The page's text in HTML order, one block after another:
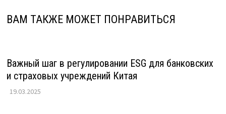
ВАМ ТАКЖЕ МОЖЕТ ПОНРАВИТЬСЯ
Важный шаг в регулировании ESG для банковских
и страховых учреждений Китая
19.03.2025